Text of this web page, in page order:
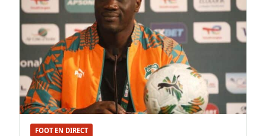
FOOT EN DIRECT